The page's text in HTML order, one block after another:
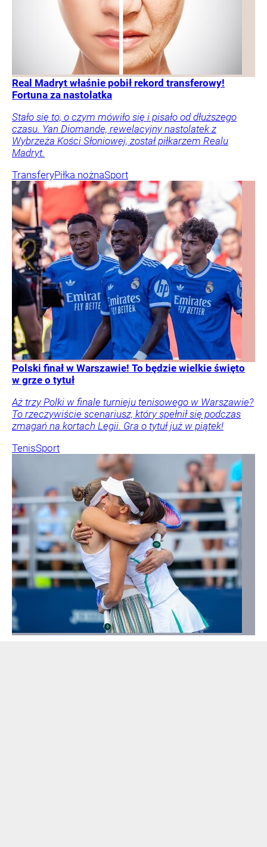
Real Madryt właśnie pobił rekord transferowy!
Fortuna za nastolatka
Stało się to, o czym mówiło się i pisało od dłuższego
czasu. Yan Diomande, rewelacyjny nastolatek z
Wybrzeża Kości Słoniowej, został piłkarzem Realu
Madryt.
TransferyPiłka nożnaSport
Polski finał w Warszawie! To będzie wielkie święto
w grze o tytuł
Aż trzy Polki w finale turnieju tenisowego w Warszawie?
To rzeczywiście scenariusz, który spełnił się podczas
zmagań na kortach Legii. Gra o tytuł już w piątek!
TenisSport